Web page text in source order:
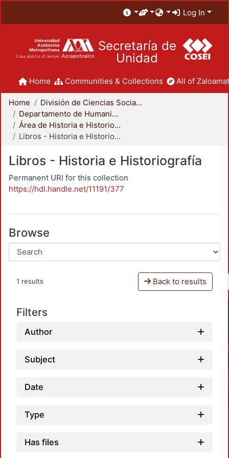
Log In
Secretaría de
Unidad
Home Communities & Collections All of
Home
División de Ciencias Sociales y Humanidades
Departamento de Humanidades
Área de Historia e Historiografía
Libros - Historia e Historiografía
Libros - Historia e Historiografía
Permanent URI for this collection
https://hdl.handle.net/11191/377
Browse
1 results Back to results
Filters
Author
Subject
Date
Type
Has files